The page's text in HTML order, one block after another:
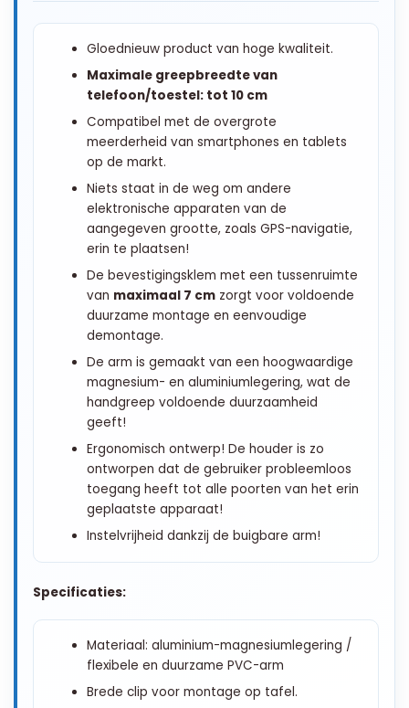
Gloednieuw product van hoge kwaliteit.
Maximale greepbreedte van
telefoon/toestel: tot 10 cm
Compatibel met de overgrote
meerderheid van smartphones en tablets
op de markt.
Niets staat in de weg om andere
elektronische apparaten van de
aangegeven grootte, zoals GPS-navigatie,
erin te plaatsen!
De bevestigingsklem met een tussenruimte
van maximaal 7 cmzorgt voor voldoende
duurzame montage en eenvoudige
demontage.
De arm is gemaakt van een hoogwaardige
magnesium- en aluminiumlegering, wat de
handgreep voldoende duurzaamheid
geeft!
Ergonomisch ontwerp! De houder is zo
ontworpen dat de gebruiker probleemloos
toegang heeft tot alle poorten van het erin
geplaatste apparaat!
Instelvrijheid dankzij de buigbare arm!
Specificaties:
Materiaal: aluminium-magnesiumlegering /
flexibele en duurzame PVC-arm
Brede clip voor montage op tafel.